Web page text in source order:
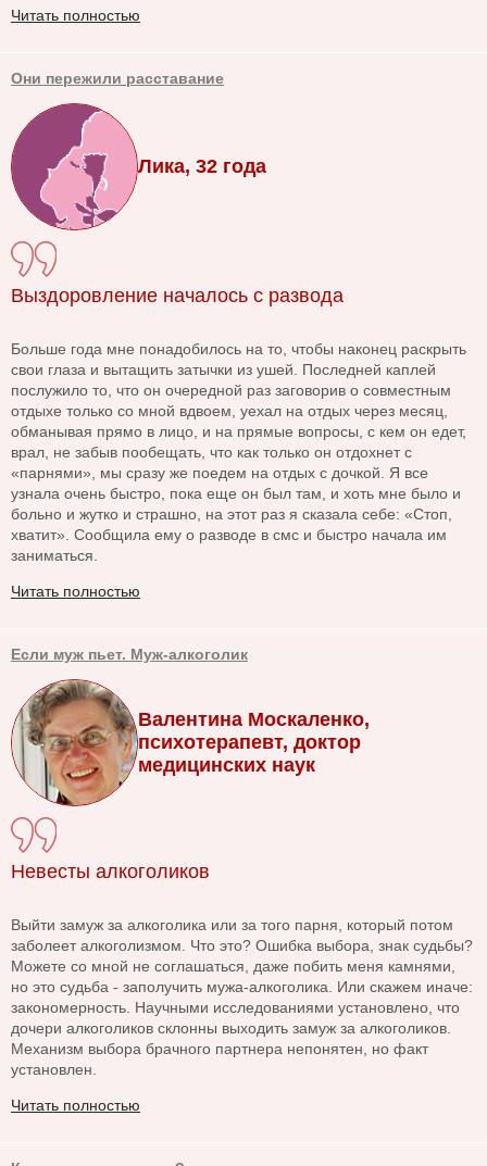
Читать полностью
Они пережили расставание
Лика, 32 года
Выздоровление началось с развода
Больше года мне понадобилось на то, чтобы наконец раскрыть
свои глаза и вытащить затычки из ушей. Последней каплей
послужило то, что он очередной раз заговорив о совместным
отдыхе только со мной вдвоем, уехал на отдых через месяц,
обманывая прямо в лицо, и на прямые вопросы, с кем он едет,
врал, не забыв пообещать, что как только он отдохнет с
«парнями», мы сразу же поедем на отдых с дочкой. Я все
узнала очень быстро, пока еще он был там, и хоть мне было и
больно и жутко и страшно, на этот раз я сказала себе: «Стоп,
хватит». Сообщила ему о разводе в смс и быстро начала им
заниматься.
Читать полностью
Если муж пьет. Муж-алкоголик
Валентина Москаленко,
психотерапевт, доктор
медицинских наук
Невесты алкоголиков
Выйти замуж за алкоголика или за того парня, который потом
заболеет алкоголизмом. Что это? Ошибка выбора, знак судьбы?
Можете со мной не соглашаться, даже побить меня камнями,
но это судьба - заполучить мужа-алкоголика. Или скажем иначе:
закономерность. Научными исследованиями установлено, что
дочери алкоголиков склонны выходить замуж за алкоголиков.
Механизм выбора брачного партнера непонятен, но факт
установлен.
Читать полностью